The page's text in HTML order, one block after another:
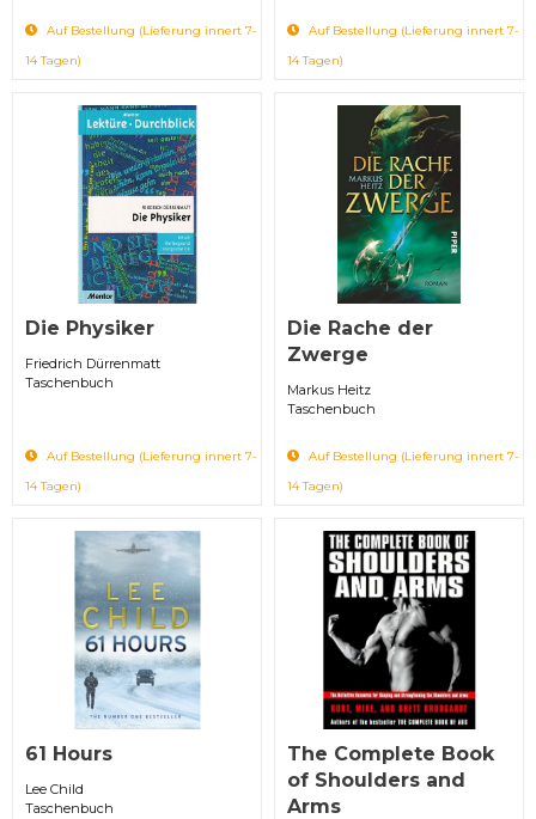
Auf Bestellung (Lieferung innert 7-
14 Tagen)
Auf Bestellung (Lieferung innert 7-
14 Tagen)
Die Physiker
Friedrich Dürrenmatt
Taschenbuch
Auf Bestellung (Lieferung innert 7-
14 Tagen)
Die Rache der
Zwerge
Markus Heitz
Taschenbuch
Auf Bestellung (Lieferung innert 7-
14 Tagen)
61 Hours
Lee Child
Taschenbuch
The Complete Book
of Shoulders and
Arms